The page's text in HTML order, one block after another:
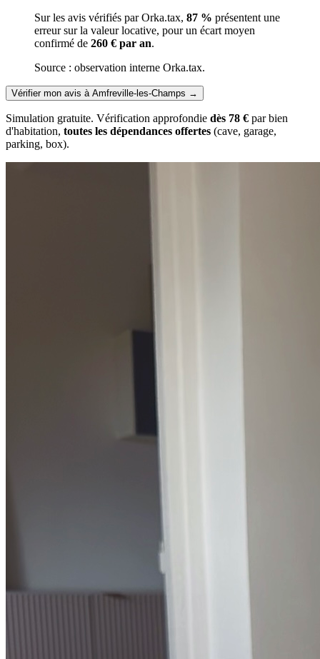
Sur les avis vérifiés par Orka.tax, 87 % présentent une
erreur sur la valeur locative, pour un écart moyen
confirmé de 260 € par an.
Source : observation interne Orka.tax.
Vérifier mon avis à Amfreville-les-Champs →
Simulation gratuite. Vérification approfondie dès 78 € par bien
d'habitation, toutes les dépendances offertes (cave, garage,
parking, box).